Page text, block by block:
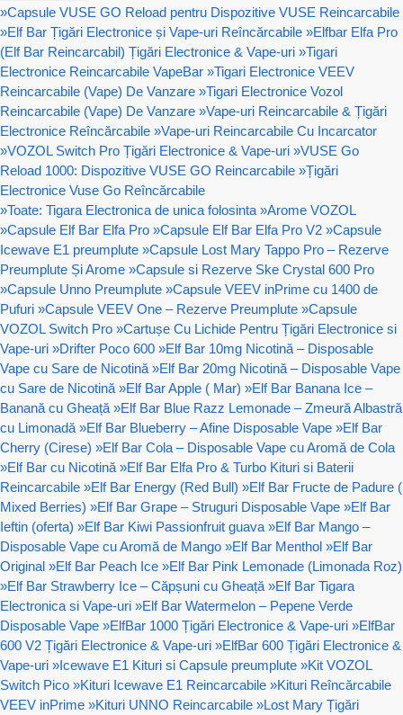
»Capsule VUSE GO Reload pentru Dispozitive VUSE Reincarcabile
»Elf Bar Țigări Electronice și Vape-uri Reîncărcabile »Elfbar Elfa Pro
(Elf Bar Reincarcabil) Țigări Electronice & Vape-uri »Tigari
Electronice Reincarcabile VapeBar »Tigari Electronice VEEV
Reincarcabile (Vape) De Vanzare »Tigari Electronice Vozol
Reincarcabile (Vape) De Vanzare »Vape-uri Reincarcabile & Țigări
Electronice Reîncărcabile »Vape-uri Reincarcabile Cu Incarcator
»VOZOL Switch Pro Țigări Electronice & Vape-uri »VUSE Go
Reload 1000: Dispozitive VUSE GO Reincarcabile »Țigări
Electronice Vuse Go Reîncărcabile
»Toate: Tigara Electronica de unica folosinta »Arome VOZOL
»Capsule Elf Bar Elfa Pro »Capsule Elf Bar Elfa Pro V2 »Capsule
Icewave E1 preumplute »Capsule Lost Mary Tappo Pro – Rezerve
Preumplute Și Arome »Capsule si Rezerve Ske Crystal 600 Pro
»Capsule Unno Preumplute »Capsule VEEV inPrime cu 1400 de
Pufuri »Capsule VEEV One – Rezerve Preumplute »Capsule
VOZOL Switch Pro »Cartușe Cu Lichide Pentru Țigări Electronice si
Vape-uri »Drifter Poco 600 »Elf Bar 10mg Nicotină – Disposable
Vape cu Sare de Nicotină »Elf Bar 20mg Nicotină – Disposable Vape
cu Sare de Nicotină »Elf Bar Apple ( Mar) »Elf Bar Banana Ice –
Banană cu Gheață »Elf Bar Blue Razz Lemonade – Zmeură Albastră
cu Limonadă »Elf Bar Blueberry – Afine Disposable Vape »Elf Bar
Cherry (Cirese) »Elf Bar Cola – Disposable Vape cu Aromă de Cola
»Elf Bar cu Nicotină »Elf Bar Elfa Pro & Turbo Kituri si Baterii
Reincarcabile »Elf Bar Energy (Red Bull) »Elf Bar Fructe de Padure (
Mixed Berries) »Elf Bar Grape – Struguri Disposable Vape »Elf Bar
Ieftin (oferta) »Elf Bar Kiwi Passionfruit guava »Elf Bar Mango –
Disposable Vape cu Aromă de Mango »Elf Bar Menthol »Elf Bar
Original »Elf Bar Peach Ice »Elf Bar Pink Lemonade (Limonada Roz)
»Elf Bar Strawberry Ice – Căpșuni cu Gheață »Elf Bar Tigara
Electronica si Vape-uri »Elf Bar Watermelon – Pepene Verde
Disposable Vape »ElfBar 1000 Țigări Electronice & Vape-uri »ElfBar
600 V2 Țigări Electronice & Vape-uri »ElfBar 600 Țigări Electronice &
Vape-uri »Icewave E1 Kituri si Capsule preumplute »Kit VOZOL
Switch Pico »Kituri Icewave E1 Reincarcabile »Kituri Reîncărcabile
VEEV inPrime »Kituri UNNO Reincarcabile »Lost Mary Țigări